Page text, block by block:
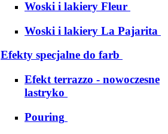
Woski i lakiery Fleur
Woski i lakiery La Pajarita
Efekty specjalne do farb
Efekt terrazzo - nowoczesne
lastryko
Pouring